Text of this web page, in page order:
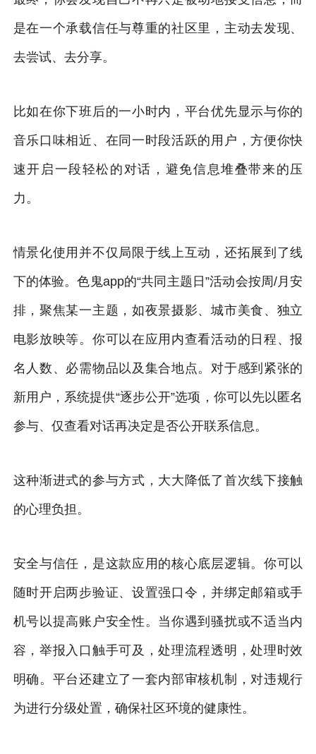
是在一个承载信任与尊重的社区里，主动去发现、
去尝试、去分享。
比如在你下班后的一小时内，平台优先显示与你的
音乐口味相近、在同一时段活跃的用户，方便你快
速开启一段轻松的对话，避免信息堆叠带来的压
力。
情景化使用并不仅局限于线上互动，还拓展到了线
下的体验。色鬼app的“共同主题日”活动会按周/月安
排，聚焦某一主题，如夜景摄影、城市美食、独立
电影放映等。你可以在应用内查看活动的日程、报
名人数、必需物品以及集合地点。对于感到紧张的
新用户，系统提供“逐步公开”选项，你可以先以匿名
参与、仅查看对话再决定是否公开联系信息。
这种渐进式的参与方式，大大降低了首次线下接触
的心理负担。
安全与信任，是这款应用的核心底层逻辑。你可以
随时开启两步验证、设置强口令，并绑定邮箱或手
机号以提高账户安全性。当你遇到骚扰或不适当内
容，举报入口触手可及，处理流程透明，处理时效
明确。平台还建立了一套内部审核机制，对违规行
为进行分级处置，确保社区环境的健康性。